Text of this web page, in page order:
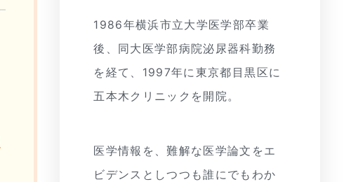
1986年横浜市立大学医学部卒業
後、同大医学部病院泌尿器科勤務
を経て、1997年に東京都目黒区に
五本木クリニックを開院。
医学情報を、難解な医学論文をエ
ビデンスとしつつも誰にでもわか